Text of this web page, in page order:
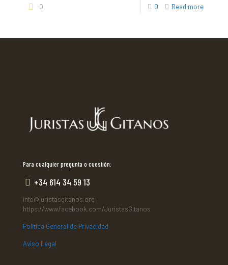
0 0 Read more
Para cualquier pregunta o cuestión:
+34 614 34 59 13
info@juristasgitanos.org
https://www.facebook.com/JuristasGitanos
Política General de Privacidad
Aviso Legal